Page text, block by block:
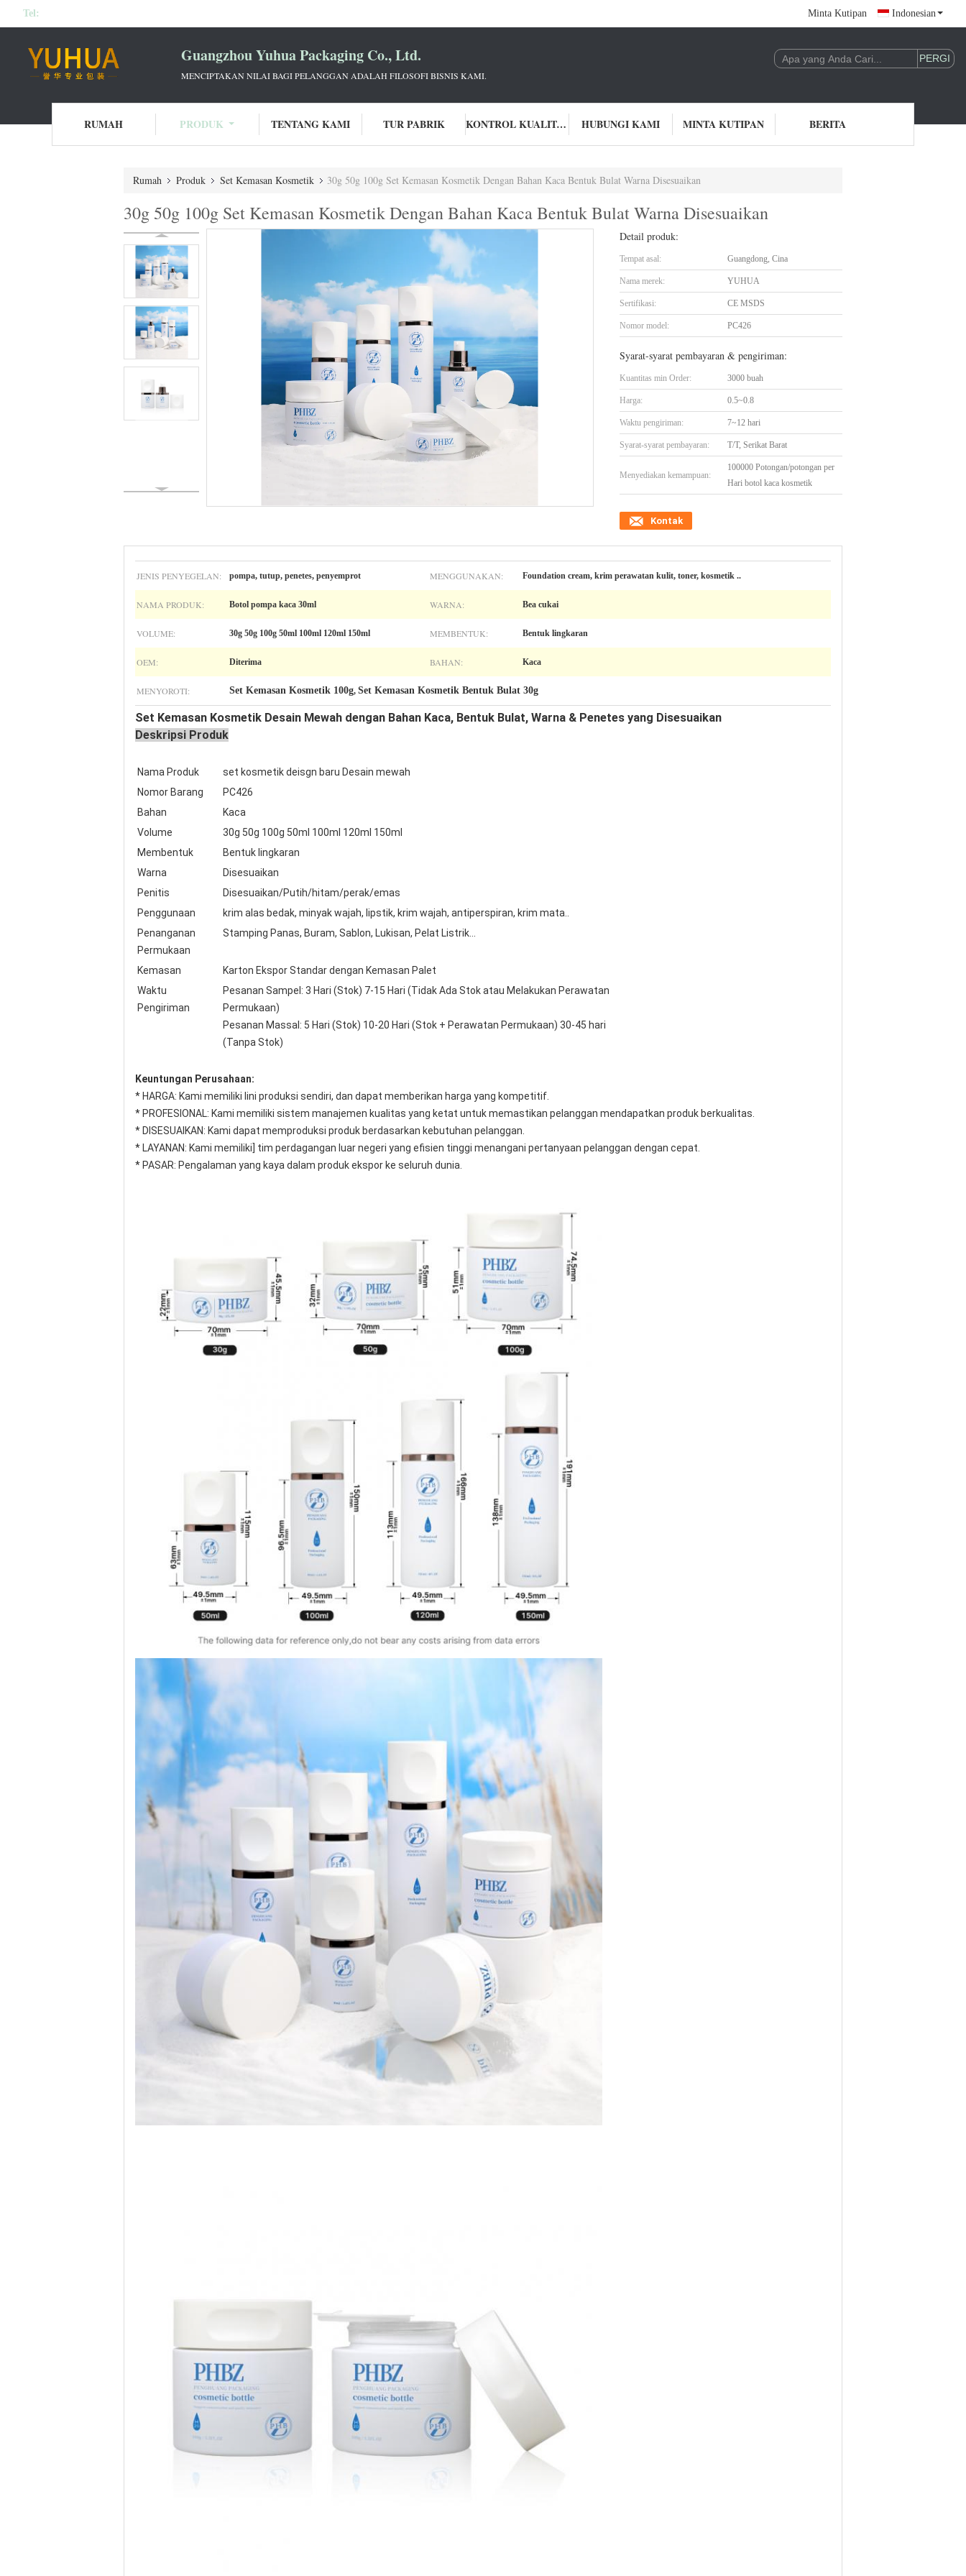
Tel: Minta Kutipan Indonesian
Guangzhou Yuhua Packaging Co., Ltd.
MENCIPTAKAN NILAI BAGI PELANGGAN ADALAH FILOSOFI BISNIS KAMI.
RUMAH PRODUK TENTANG KAMI TUR PABRIK KONTROL KUALITAS HUBUNGI KAMI MINTA KUTIPAN BERITA
Rumah Produk Set Kemasan Kosmetik 30g 50g 100g Set Kemasan Kosmetik Dengan Bahan Kaca Bentuk Bulat Warna Disesuaikan
30g 50g 100g Set Kemasan Kosmetik Dengan Bahan Kaca Bentuk Bulat Warna Disesuaikan
Detail produk:
Tempat asal: Guangdong, Cina
Nama merek: YUHUA
Sertifikasi: CE MSDS
Nomor model: PC426
Syarat-syarat pembayaran & pengiriman:
Kuantitas min Order: 3000 buah
Harga: 0.5~0.8
Waktu pengiriman: 7~12 hari
Syarat-syarat pembayaran: T/T, Serikat Barat
Menyediakan kemampuan:
100000 Potongan/potongan per
Hari botol kaca kosmetik
Kontak
JENIS PENYEGELAN: pompa, tutup, penetes, penyemprot MENGGUNAKAN: Foundation cream, krim perawatan kulit, toner, kosmetik ..
NAMA PRODUK: Botol pompa kaca 30ml WARNA: Bea cukai
VOLUME: 30g 50g 100g 50ml 100ml 120ml 150ml MEMBENTUK: Bentuk lingkaran
OEM: Diterima BAHAN: Kaca
MENYOROTI: Set Kemasan Kosmetik 100g, Set Kemasan Kosmetik Bentuk Bulat 30g
Set Kemasan Kosmetik Desain Mewah dengan Bahan Kaca, Bentuk Bulat, Warna & Penetes yang Disesuaikan
Deskripsi Produk
Nama Produk
set kosmetik deisgn baru Desain mewah
Nomor Barang
PC426
Bahan
Kaca
Volume
30g 50g 100g 50ml 100ml 120ml 150ml
Membentuk
Bentuk lingkaran
Warna
Disesuaikan
Penitis
Disesuaikan/Putih/hitam/perak/emas
Penggunaan
krim alas bedak, minyak wajah, lipstik, krim wajah, antiperspiran, krim mata..
Penanganan
Permukaan
Stamping Panas, Buram, Sablon, Lukisan, Pelat Listrik...
Kemasan
Karton Ekspor Standar dengan Kemasan Palet
Waktu
Pengiriman
Pesanan Sampel: 3 Hari (Stok) 7-15 Hari (Tidak Ada Stok atau Melakukan Perawatan
Permukaan)
Pesanan Massal: 5 Hari (Stok) 10-20 Hari (Stok + Perawatan Permukaan) 30-45 hari
(Tanpa Stok)
Keuntungan Perusahaan:
* HARGA: Kami memiliki lini produksi sendiri, dan dapat memberikan harga yang kompetitif.
* PROFESIONAL: Kami memiliki sistem manajemen kualitas yang ketat untuk memastikan pelanggan mendapatkan produk berkualitas.
* DISESUAIKAN: Kami dapat memproduksi produk berdasarkan kebutuhan pelanggan.
* LAYANAN: Kami memiliki] tim perdagangan luar negeri yang efisien tinggi menangani pertanyaan pelanggan dengan cepat.
* PASAR: Pengalaman yang kaya dalam produk ekspor ke seluruh dunia.